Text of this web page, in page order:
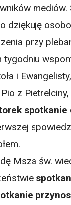
mediów.
dziękuję
przy
tygodniu
i
z Pietrelciny,
Msza św.